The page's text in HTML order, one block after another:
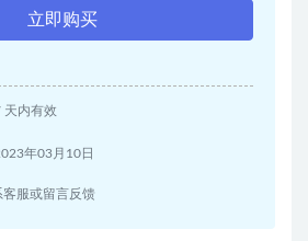
立即购买
天内有效
年03月10日
服或留言反馈